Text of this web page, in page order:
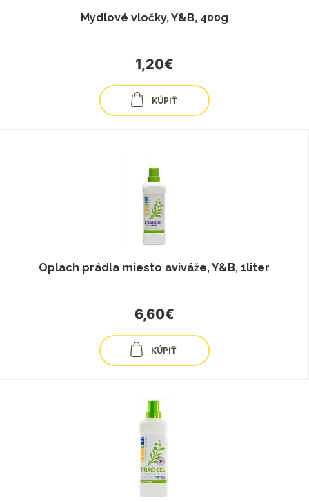
Mydlové vločky, Y&B, 400g
1,20€
KÚPIŤ
Oplach prádla miesto aviváže, Y&B, 1liter
6,60€
KÚPIŤ